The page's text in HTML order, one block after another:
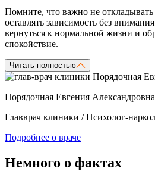
Помните, что важно не
оставлять зависимость без
вернуться к нормальной жизни и
спокойствие.
Читать полностью
Порядочная Евгения Александровна
Главврач клиники / Психолог-
Подробнее о враче
Немного о фактах